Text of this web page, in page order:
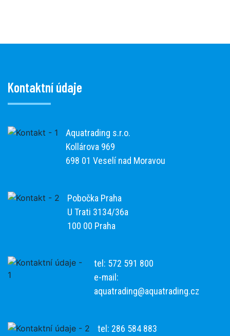
Kontaktní údaje
Aquatrading s.r.o.
Kollárova 969
698 01 Veselí nad Moravou
Pobočka Praha
U Trati 3134/36a
100 00 Praha
tel: 572 591 800
e-mail:
aquatrading@aquatrading.cz
tel: 286 584 883